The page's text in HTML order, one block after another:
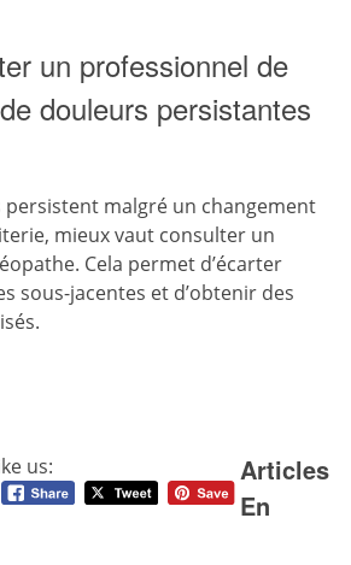
un professionnel de
douleurs persistantes
persistent malgré un changement
mieux vaut consulter un
Cela permet d’écarter
sous-jacentes et d’obtenir des
us:
Articles
En